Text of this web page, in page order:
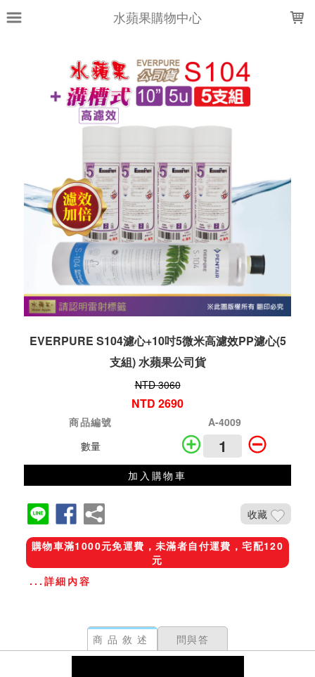
水蘋果購物中心
EVERPURE S104濾心+10吋5微米高濾效PP濾心(5
支組) 水蘋果公司貨
NTD 3060
NTD 2690
商品編號
A-4009
數量
加入購物車
收藏
購物車滿1000元免運費，未滿者自付運費，宅配120
元
...詳細內容
商品敘述 問與答